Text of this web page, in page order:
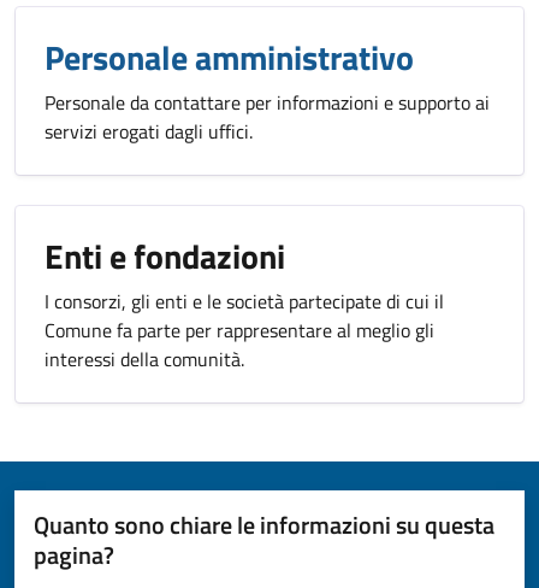
Personale amministrativo
Personale da contattare per informazioni e supporto ai
servizi erogati dagli uffici.
Enti e fondazioni
I consorzi, gli enti e le società partecipate di cui il
Comune fa parte per rappresentare al meglio gli
interessi della comunità.
Quanto sono chiare le informazioni su questa
pagina?